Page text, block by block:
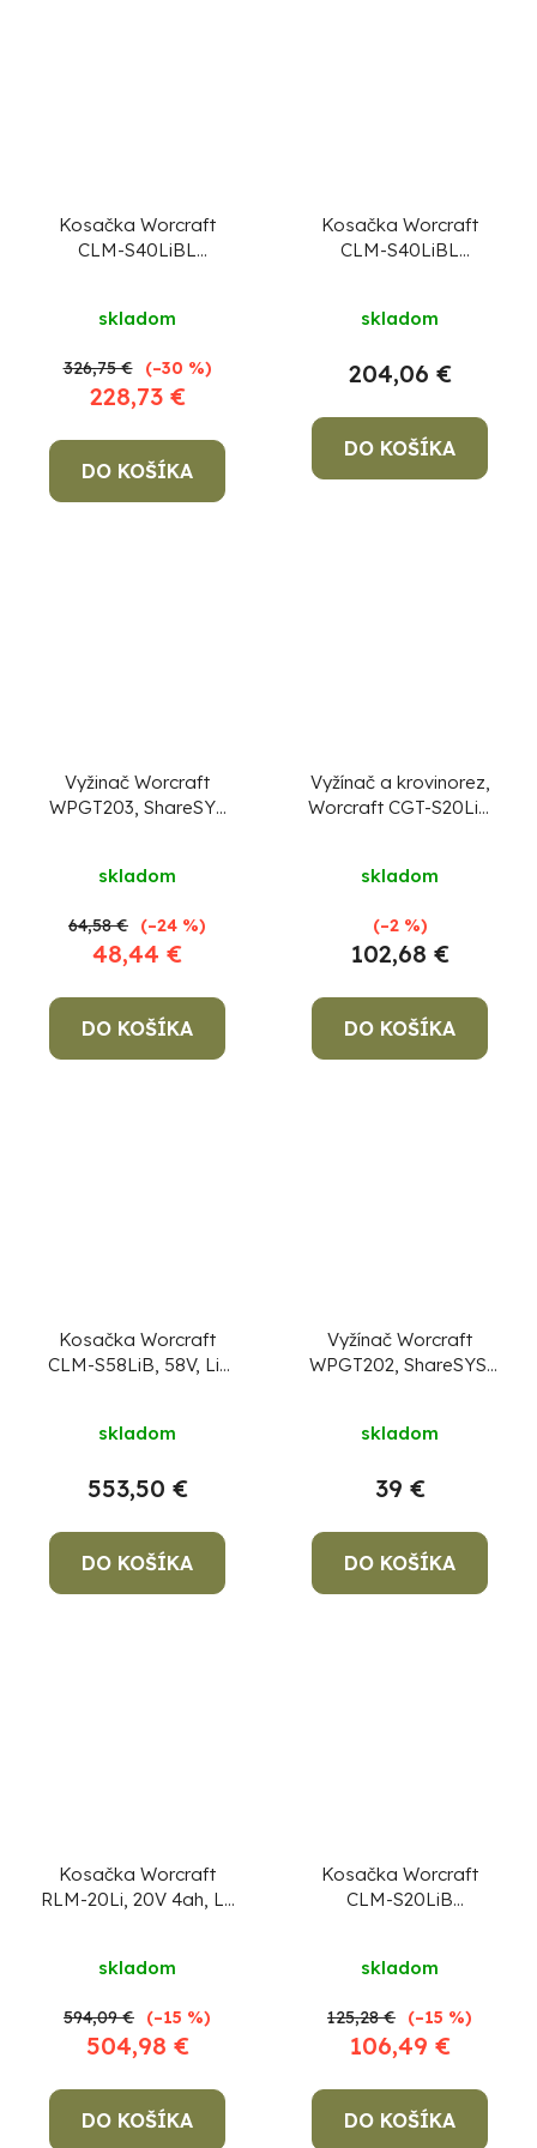
Kosačka Worcraft
CLM-S40LiBL
bezuhlíková, SET
skladom
228,73 €
326,75 € (–30 %)
DO KOŠÍKA
Kosačka Worcraft
CLM-S40LiBL
bezuhlíková
skladom
204,06 €
DO KOŠÍKA
Vyžinač Worcraft
WPGT203, ShareSYS
nabíjačka
skladom
48,44 €
64,58 € (–24 %)
DO KOŠÍKA
Vyžínač a krovinorez,
Worcraft CGT-S20LiB
hodnotenie
produktu
je
z
5
hviezdičiek.
skladom
102,68 €
(–2 %)
DO KOŠÍKA
Kosačka Worcraft
CLM-S58LiB, 58V, Li-
skladom
553,50 €
DO KOŠÍKA
Vyžínač Worcraft
WPGT202, ShareSYS,
skladom
39 €
DO KOŠÍKA
Kosačka Worcraft
RLM-20Li, 20V 4ah, Li-
skladom
504,98 €
594,09 € (–15 %)
DO KOŠÍKA
Kosačka Worcraft
CLM-S20LiB
hodnotenie
produktu
je
5
skladom
106,49 €
125,28 € (–15 %)
DO KOŠÍKA